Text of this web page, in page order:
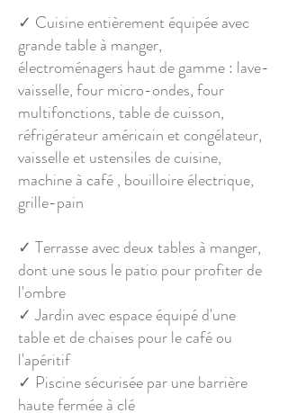
✓ Cuisine entièrement équipée avec
grande table à manger,
électroménagers haut de gamme : lave-
vaisselle, four micro-ondes, four
multifonctions, table de cuisson,
réfrigérateur américain et congélateur,
vaisselle et ustensiles de cuisine,
machine à café , bouilloire électrique,
grille-pain
✓ Terrasse avec deux tables à manger,
dont une sous le patio pour profiter de
l'ombre
✓ Jardin avec espace équipé d'une
table et de chaises pour le café ou
l'apéritif
✓ Piscine sécurisée par une barrière
haute fermée à clé